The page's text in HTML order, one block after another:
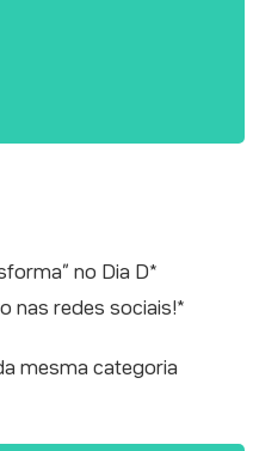
no Dia D*
nas redes sociais!*
mesma categoria